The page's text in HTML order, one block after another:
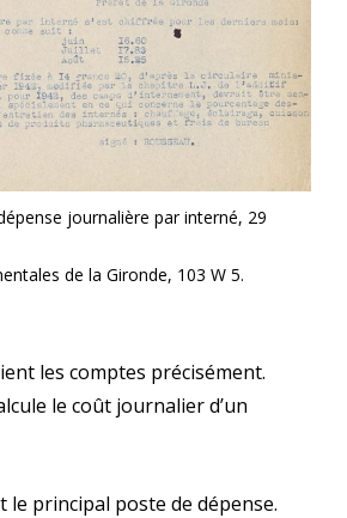
journalière par interné, 29
de la Gironde, 103 W 5.
les comptes précisément.
le coût journalier d’un
le principal poste de dépense.